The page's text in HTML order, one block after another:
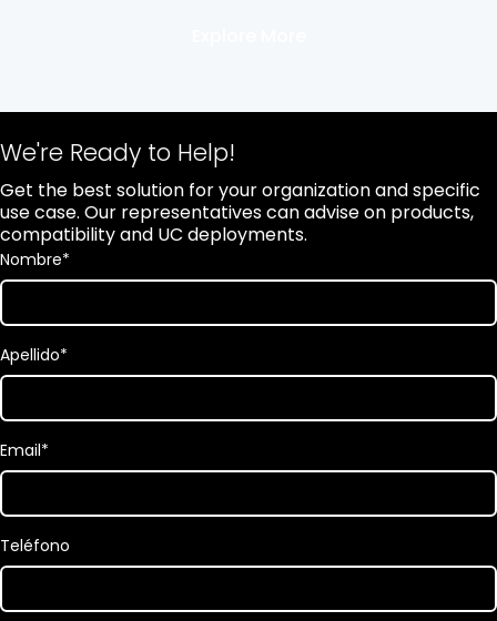
We're Ready to Help!
Get the best solution for your organization and specific
use case. Our representatives can advise on products,
compatibility and UC deployments.
Nombre*
Apellido*
Email*
Teléfono